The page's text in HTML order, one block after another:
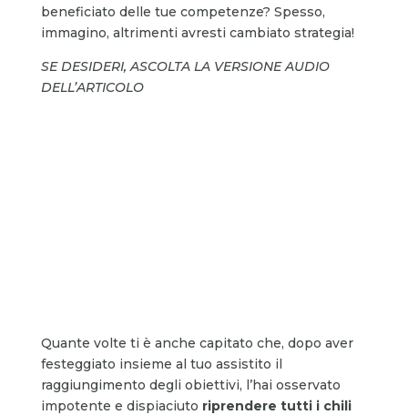
beneficiato delle tue competenze? Spesso,
immagino, altrimenti avresti cambiato strategia!
SE DESIDERI, ASCOLTA LA VERSIONE AUDIO
DELL’ARTICOLO
Quante volte ti è anche capitato che, dopo aver
festeggiato insieme al tuo assistito il
raggiungimento degli obiettivi, l’hai osservato
impotente e dispiaciuto riprendere tutti i chili